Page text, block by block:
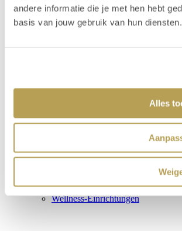
andere informatie die je met hen hebt
basis van jouw gebruik van hun diensten.
Alles
Wellness-Resort
Wellness-Einrichtungen